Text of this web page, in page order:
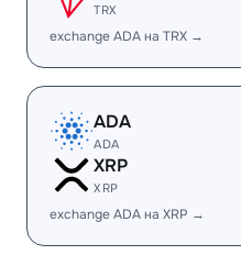
TRX
exchange ADA на TRX →
ADA
ADA
XRP
XRP
exchange ADA на XRP →